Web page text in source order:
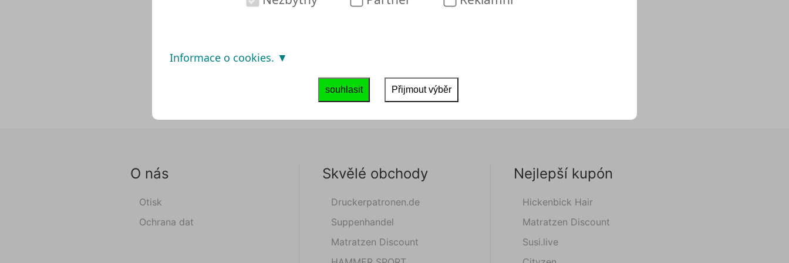
O nás
Otisk
Ochrana dat
Skvělé obchody
Druckerpatronen.de
Suppenhandel
Matratzen Discount
Nejlepší kupón
Hickenbick Hair
Matratzen Discount
Susi.live
Informace o cookies.
souhlasit Přijmout výběr